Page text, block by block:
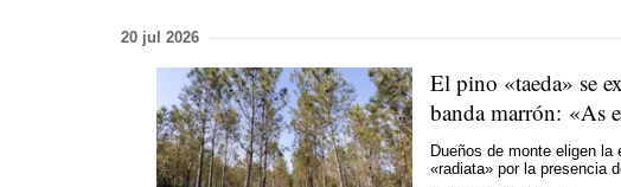
20 jul 2026
El pino «taeda» se
banda marrón: «As
Dueños de monte eligen
«radiata» por la presencia